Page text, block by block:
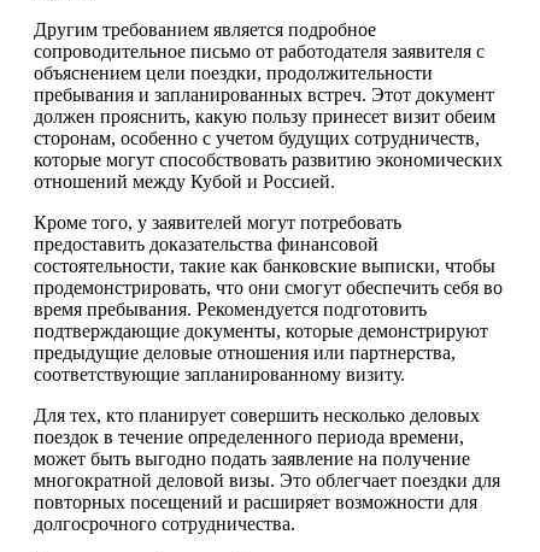
Другим требованием является подробное
сопроводительное письмо от работодателя заявителя с
объяснением цели поездки, продолжительности
пребывания и запланированных встреч. Этот документ
должен прояснить, какую пользу принесет визит обеим
сторонам, особенно с учетом будущих сотрудничеств,
которые могут способствовать развитию экономических
отношений между Кубой и Россией.
Кроме того, у заявителей могут потребовать
предоставить доказательства финансовой
состоятельности, такие как банковские выписки, чтобы
продемонстрировать, что они смогут обеспечить себя во
время пребывания. Рекомендуется подготовить
подтверждающие документы, которые демонстрируют
предыдущие деловые отношения или партнерства,
соответствующие запланированному визиту.
Для тех, кто планирует совершить несколько деловых
поездок в течение определенного периода времени,
может быть выгодно подать заявление на получение
многократной деловой визы. Это облегчает поездки для
повторных посещений и расширяет возможности для
долгосрочного сотрудничества.